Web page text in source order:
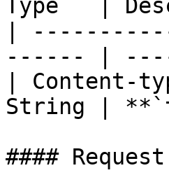
Type   |
|
------ |
| Content-
String |
####